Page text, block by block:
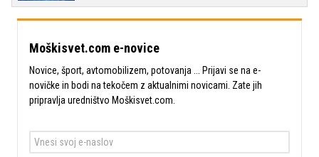
Moškisvet.com e-novice
Novice, šport, avtomobilizem, potovanja ... Prijavi se na e-
novičke in bodi na tekočem z aktualnimi novicami. Zate jih
pripravlja uredništvo Moškisvet.com.